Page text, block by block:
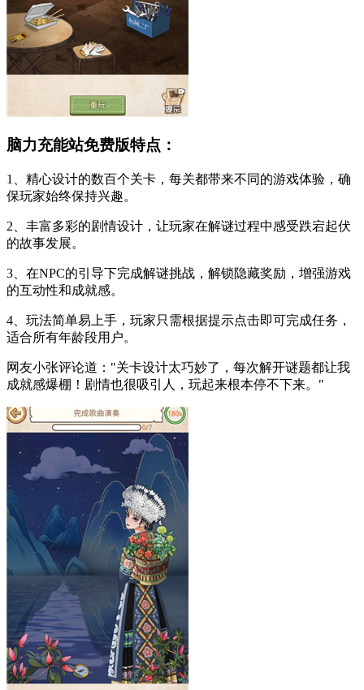
脑力充能站免费版特点：
1、精心设计的数百个关卡，每关都带来不同的游戏体验，确
保玩家始终保持兴趣。
2、丰富多彩的剧情设计，让玩家在解谜过程中感受跌宕起伏
的故事发展。
3、在NPC的引导下完成解谜挑战，解锁隐藏奖励，增强游戏
的互动性和成就感。
4、玩法简单易上手，玩家只需根据提示点击即可完成任务，
适合所有年龄段用户。
网友小张评论道："关卡设计太巧妙了，每次解开谜题都让我
成就感爆棚！剧情也很吸引人，玩起来根本停不下来。"